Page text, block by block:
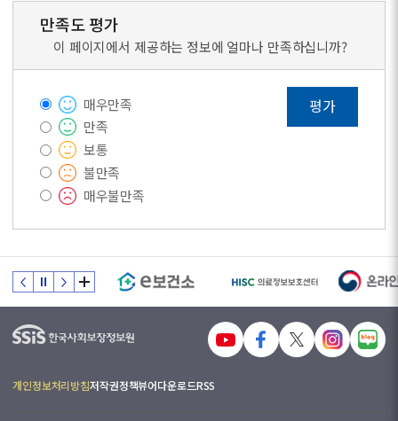
만족도 평가
이 페이지에서 제공하는 정보에 얼마나 만족하십니까?
매우만족
만족
보통
불만족
매우불만족
평가
개인정보처리방침저작권정책뷰어다운로드RSS